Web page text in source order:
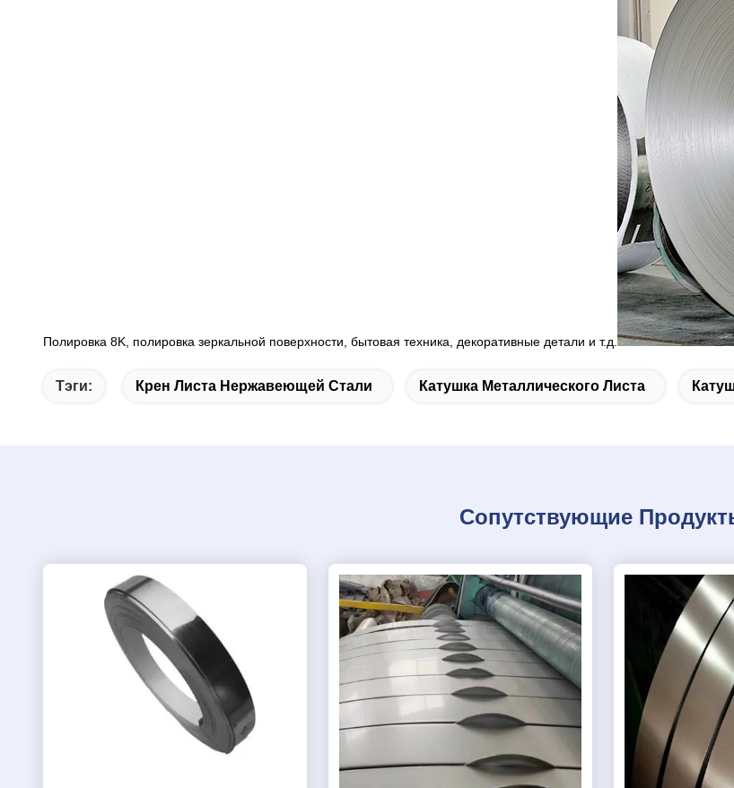
Полировка 8K, полировка зеркальной поверхности, бытовая техника, декоративные детали и т.д.
Тэги: Крен Листа Нержавеющей Стали Катушка Металлического Листа
Сопутствующие